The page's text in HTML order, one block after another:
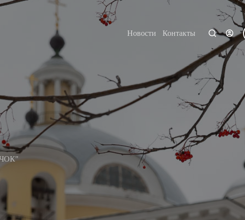
Новости Контакты